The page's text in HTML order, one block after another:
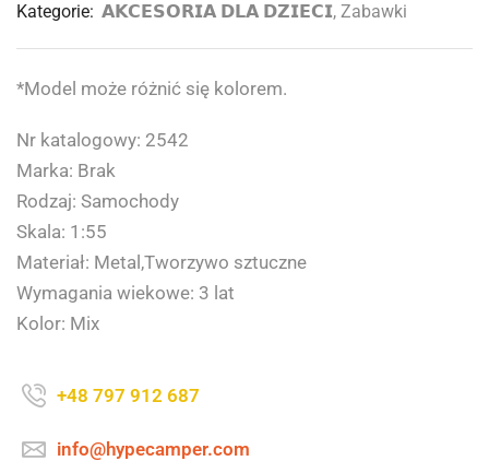
Kategorie: 𝗔𝗞𝗖𝗘𝗦𝗢𝗥𝗜𝗔 𝗗𝗟𝗔 𝗗𝗭𝗜𝗘𝗖𝗜, Zabawki
*Model może różnić się kolorem.
Nr katalogowy: 2542
Marka: Brak
Rodzaj: Samochody
Skala: 1:55
Materiał: Metal,Tworzywo sztuczne
Wymagania wiekowe: 3 lat
Kolor: Mix
+48 797 912 687
info@hypecamper.com